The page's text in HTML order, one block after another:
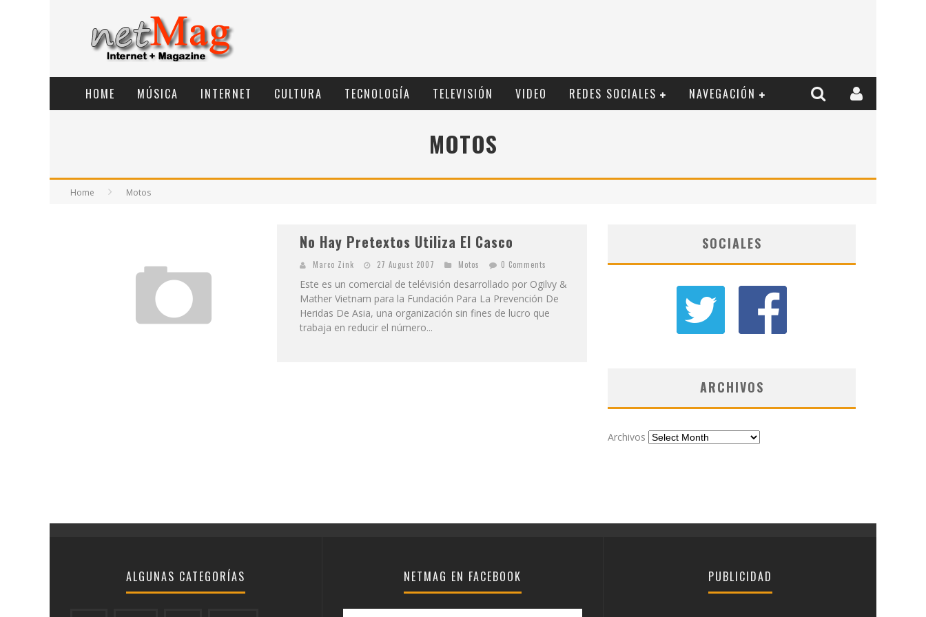
HOME MÚSICA INTERNET CULTURA TECNOLOGÍ­A TELEVISIÓN VIDEO REDES SOCIALES NAVEGACIÓN
MOTOS
Home Motos
No Hay Pretextos Utiliza El Casco
Marco Zink 27 August 2007 Motos 0 Comments
Este es un comercial de telévisión desarrollado por Ogilvy &
Mather Vietnam para la Fundación Para La Prevención De
Heridas De Asia, una organización sin fines de lucro que
trabaja en reducir el número...
SOCIALES
ARCHIVOS
Archivos
ALGUNAS CATEGORÍAS NETMAG EN FACEBOOK PUBLICIDAD